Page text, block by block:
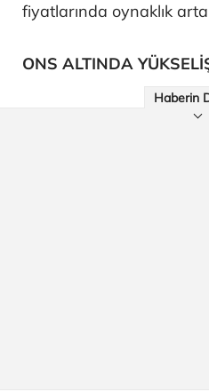
fiyatlarında oynaklık
ONS ALTINDA
Haberin